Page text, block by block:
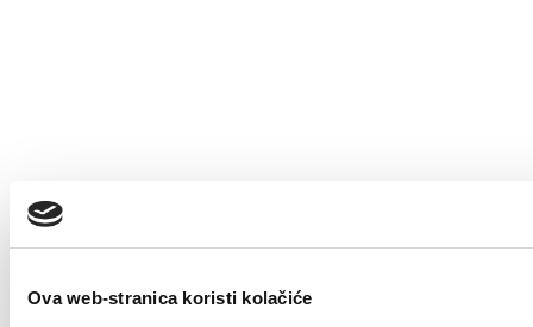
Ova web-stranica koristi kolačiće